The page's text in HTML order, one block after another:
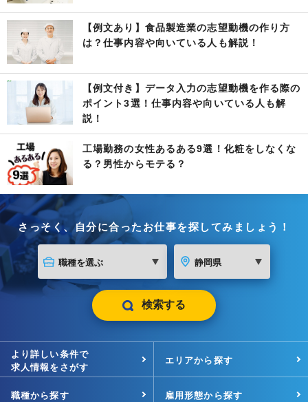
【例文あり】食品製造業の志望動機の作り方
は？仕事内容や向いている人も解説！
【例文付き】データ入力の志望動機を作る際の
ポイント3選！仕事内容や向いている人も解
説！
工場勤務の女性あるある9選！化粧をしなくな
る？男性からモテる？
さっそく、自分に合ったお仕事を探してみましょう！
検索する
より詳しい条件で
求人情報をさがす
エリアから探す
職種から探す 雇用形態から探す